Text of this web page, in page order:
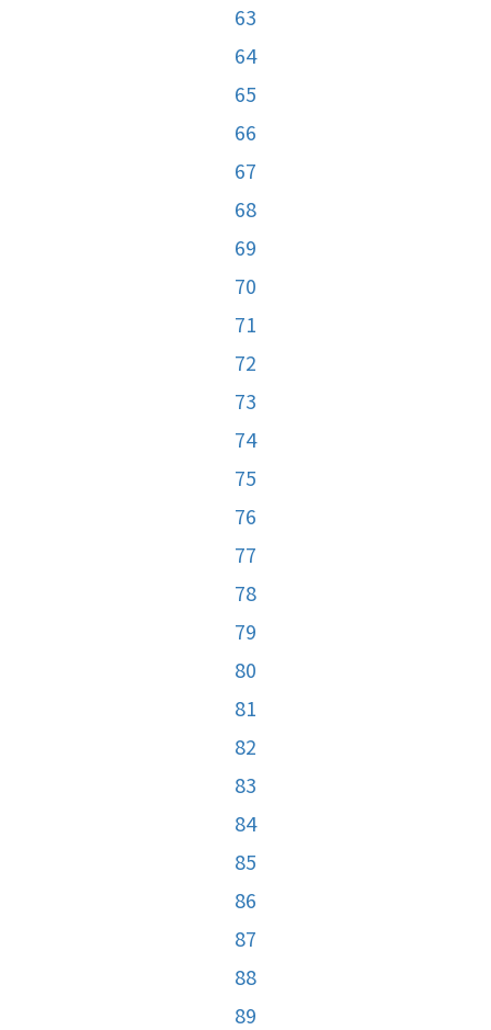
63
64
65
66
67
68
69
70
71
72
73
74
75
76
77
78
79
80
81
82
83
84
85
86
87
88
89